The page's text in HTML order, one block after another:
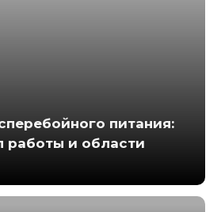
питания:
работы и области